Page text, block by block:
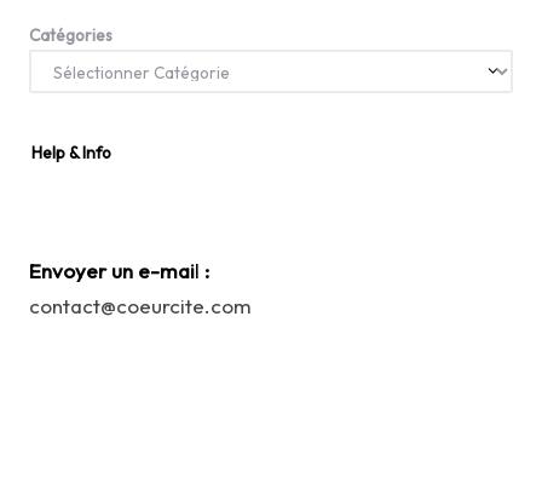
Catégories
Help & Info
Envoyer un e-mail :
contact@coeurcite.com